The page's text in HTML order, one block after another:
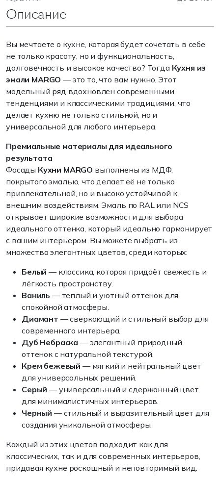
Описание
Вы мечтаете о кухне, которая будет сочетать в себе
не только красоту, но и функциональность,
долговечность и высокое качество? Тогда Кухня из
эмали MARGO — это то, что вам нужно. Этот
модельный ряд вдохновлен современными
тенденциями и классическими традициями, что
делает кухню не только стильной, но и
универсальной для любого интерьера.
Премиальные материалы для идеального
результата
Фасады Кухни MARGO выполнены из МДФ,
покрытого эмалью, что делает её не только
привлекательной, но и высоко устойчивой к
внешним воздействиям. Эмаль по RAL или NCS
открывает широкие возможности для выбора
идеального оттенка, который идеально гармонирует
с вашим интерьером. Вы можете выбрать из
множества элегантных цветов, среди которых:
Белый — классика, которая придаёт свежесть и
лёгкость пространству.
Ваниль — тёплый и уютный оттенок для
спокойной атмосферы.
Диамант — сверкающий и стильный выбор для
современного интерьера.
Дуб Небраска — элегантный природный
оттенок с натуральной текстурой.
Крем бежевый — мягкий и нейтральный цвет
для универсальных решений.
Серый — универсальный и сдержанный цвет
для минималистичных интерьеров.
Черный — стильный и выразительный цвет для
создания уникальной атмосферы.
Каждый из этих цветов подходит как для
классических, так и для современных интерьеров,
придавая кухне роскошный и неповторимый вид.